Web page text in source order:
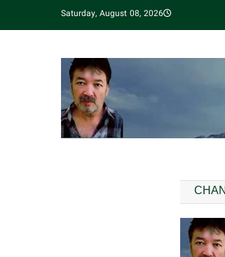
Saturday, August 08, 2026